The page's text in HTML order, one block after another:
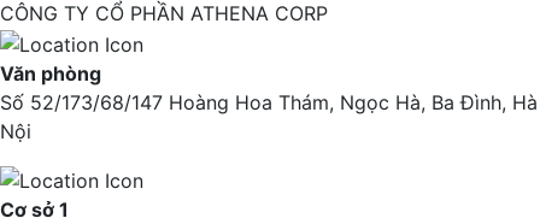
CÔNG TY CỔ PHẦN ATHENA CORP
Văn phòng
Số 52/173/68/147 Hoàng Hoa Thám, Ngọc Hà, Ba Đình, Hà
Nội
Cơ sở 1